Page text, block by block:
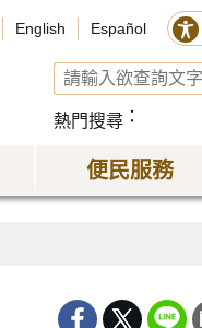
English Español
熱門搜尋
便民服務